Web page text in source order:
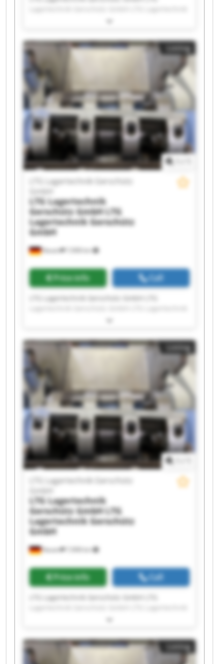
Gerschütz GmbH LTG Lagertechnik Gerschütz
Lagertechnik Gerschütz GmbH LTG Lagertechnik
Gerschütz GmbH LTG Lagertechnik Gerschütz
Lagertechnik Gerschütz GmbH LTG Lagertechnik
Gerschütz GmbH LTG Lagertechnik Gerschütz
GmbH LTG Lagertechnik Gerschütz GmbH LTG
Lagertechnik Gerschütz GmbH LTG Lagertechnik
Gerschütz GmbH LTG Lagertechnik Gerschütz
GmbH LTG Lagertechnik Gerschütz GmbH LTG
Lagertechnik Gerschütz GmbH LTG Lagertechnik
Gerschütz GmbH LTG Lagertechnik Gerschütz
GmbH
Listing
Nauen 7,908 km
LTG Lagertechnik Gerschütz
LTG Lagertechnik
Gerschütz GmbHLTG
Lagertechnik Gerschütz
GmbH
Price info Call
LTG Lagertechnik Gerschütz GmbH LTG
Gerschütz GmbH LTG Lagertechnik Gerschütz
Lagertechnik Gerschütz GmbH LTG Lagertechnik
Gerschütz GmbH LTG Lagertechnik Gerschütz
Lagertechnik Gerschütz GmbH LTG Lagertechnik
Gerschütz GmbH LTG Lagertechnik Gerschütz
GmbH LTG Lagertechnik Gerschütz GmbH LTG
Lagertechnik Gerschütz GmbH LTG Lagertechnik
Gerschütz GmbH LTG Lagertechnik Gerschütz
GmbH LTG Lagertechnik Gerschütz GmbH LTG
Lagertechnik Gerschütz GmbH LTG Lagertechnik
Gerschütz GmbH LTG Lagertechnik Gerschütz
GmbH
Listing
Nauen 7,908 km
LTG Lagertechnik Gerschütz
LTG Lagertechnik
Gerschütz GmbHLTG
Lagertechnik Gerschütz
GmbH
Price info Call
LTG Lagertechnik Gerschütz GmbH LTG
Gerschütz GmbH LTG Lagertechnik Gerschütz
Lagertechnik Gerschütz GmbH LTG Lagertechnik
Gerschütz GmbH LTG Lagertechnik GerschützListing